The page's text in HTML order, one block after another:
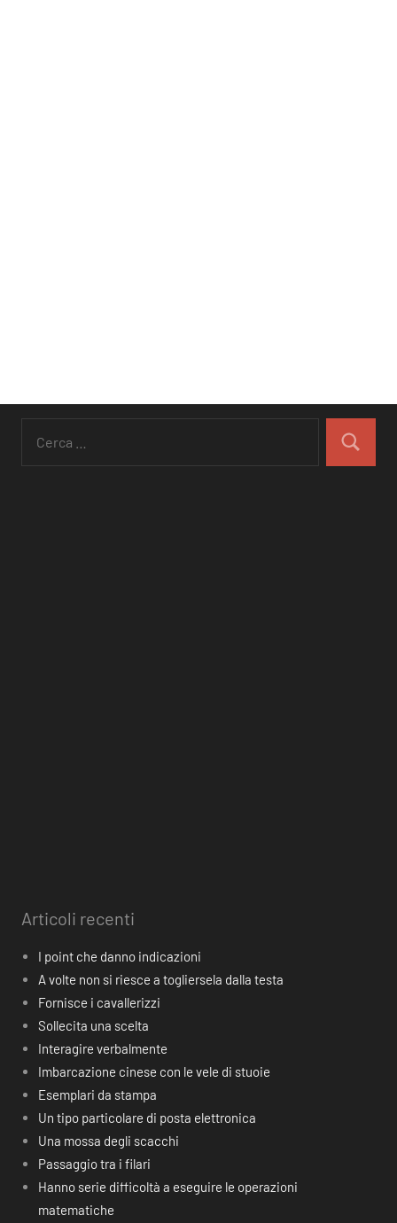
Articoli recenti
I point che danno indicazioni
A volte non si riesce a togliersela dalla testa
Fornisce i cavallerizzi
Sollecita una scelta
Interagire verbalmente
Imbarcazione cinese con le vele di stuoie
Esemplari da stampa
Un tipo particolare di posta elettronica
Una mossa degli scacchi
Passaggio tra i filari
Hanno serie difficoltà a eseguire le operazioni
matematiche